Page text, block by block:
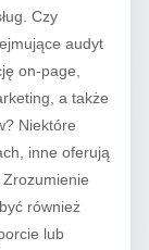
Czy
audyt
on-page,
a także
Niektóre
inne oferują
również
lub